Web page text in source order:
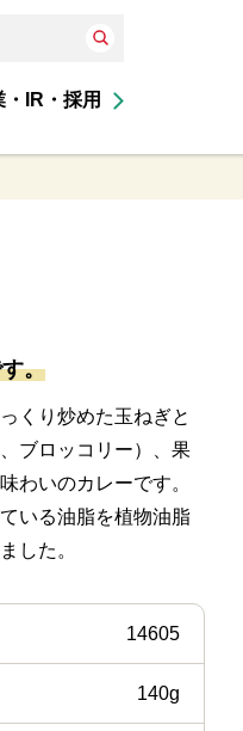
・IR・採用
。
くり炒めた玉ねぎと
ブロッコリー）、果
わいのカレーです。
いる油脂を植物油脂
した。
14605
140g